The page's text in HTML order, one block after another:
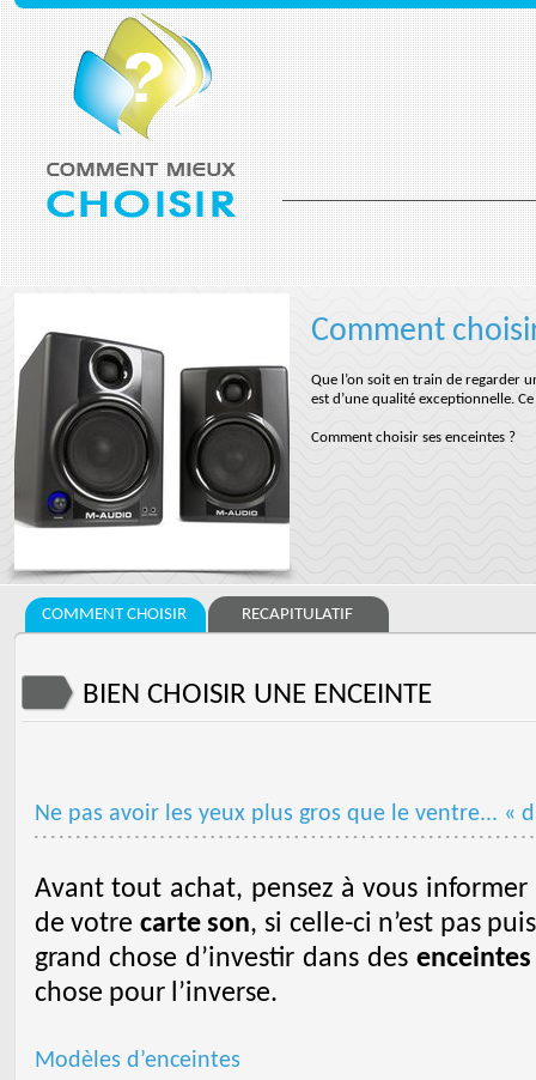
Comment
Que l’on soit en train de regarder
est d’une qualité exceptionnelle.
Comment choisir ses enceintes ?
COMMENT CHOISIR RECAPITULATIF
BIEN CHOISIR UNE ENCEINTE
Ne pas avoir les yeux plus gros que le ventre... «
Avant tout achat, pensez à vous
de votre carte son, si celle-ci n’est pas
grand chose d’investir dans des
chose pour l’inverse.
Modèles d’enceintes